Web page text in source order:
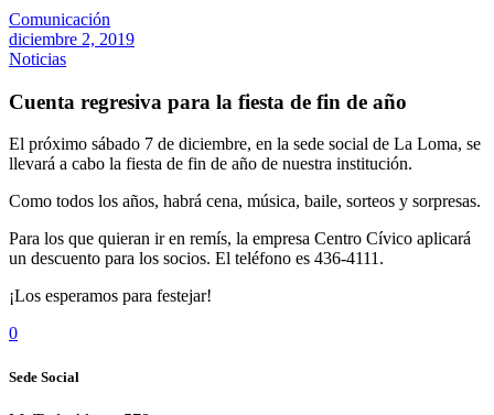
Comunicación
diciembre 2, 2019
Noticias
Cuenta regresiva para la fiesta de fin de año
El próximo sábado 7 de diciembre, en la sede social de La Loma, se
llevará a cabo la fiesta de fin de año de nuestra institución.
Como todos los años, habrá cena, música, baile, sorteos y sorpresas.
Para los que quieran ir en remís, la empresa Centro Cívico aplicará
un descuento para los socios. El teléfono es 436-4111.
¡Los esperamos para festejar!
0
Sede Social